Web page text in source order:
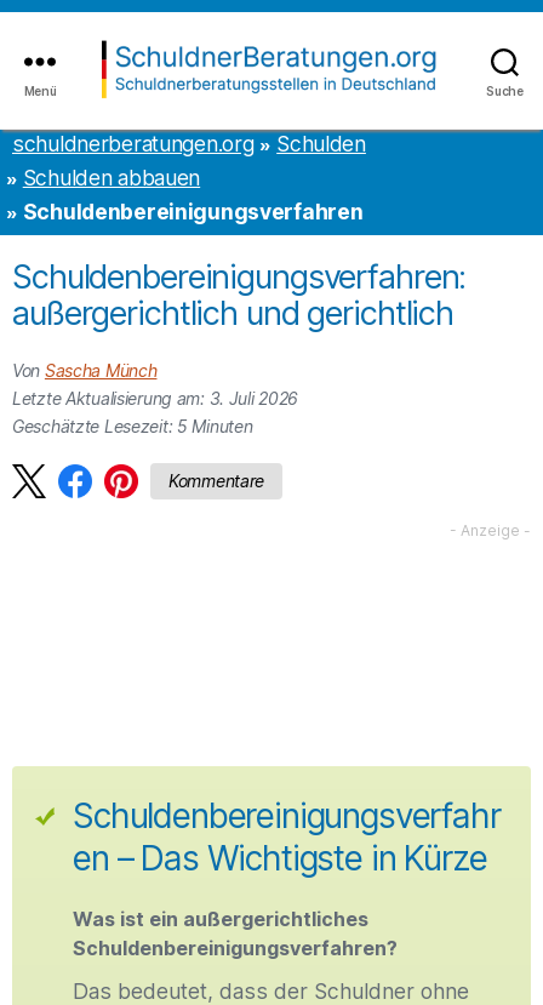
Inhalt
springen
to
the
content
Suche
Menü
schuldnerberatungen.org
Schulden
Schulden abbauen
Schuldenbereinigungsverfahren
Schuldenbereinigungsverfahren:
außergerichtlich und gerichtlich
Von Sascha Münch
Letzte Aktualisierung am: 3. Juli 2026
Geschätzte Lesezeit: 5 Minuten
Kommentare
Schuldenbereinigungsverfahr
en – Das Wichtigste in Kürze
Was ist ein außergerichtliches
Schuldenbereinigungsverfahren?
Das bedeutet, dass der Schuldner ohne